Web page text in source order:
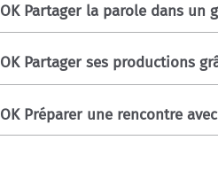
OK Partager la parole dans un
OK Partager ses productions
OK Préparer une rencontre